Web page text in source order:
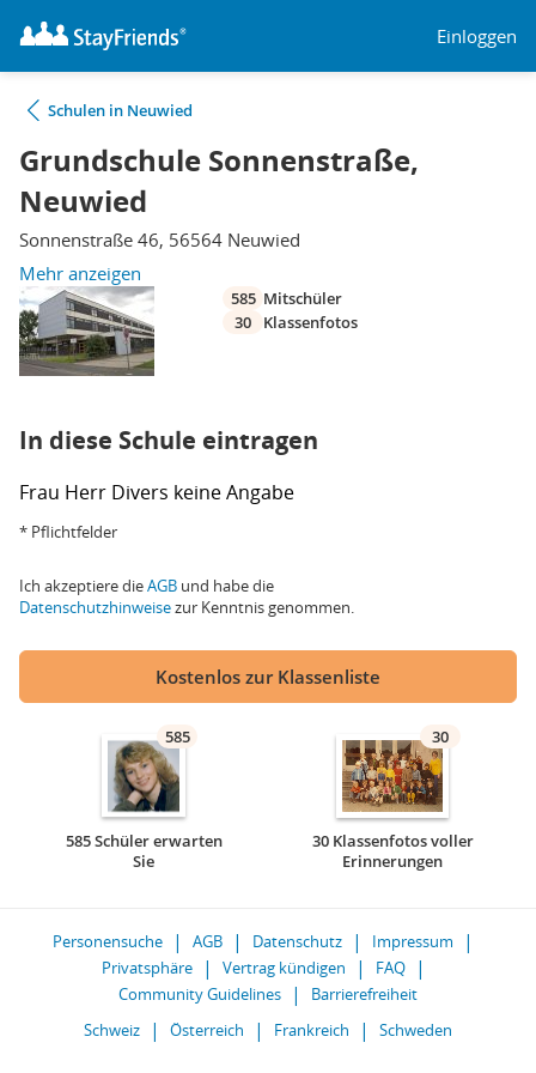
Einloggen
Schulen in Neuwied
Grundschule Sonnenstraße,
Neuwied
Sonnenstraße 46, 56564 Neuwied
Mehr anzeigen
585 Mitschüler
30
Klassenfotos
In diese Schule eintragen
Frau Herr Divers keine Angabe
* Pflichtfelder
Ich akzeptiere dieAGB und habe die
Datenschutzhinweisezur Kenntnis genommen.
Kostenlos zur Klassenliste
585
585 Schüler erwarten
Sie
30
30 Klassenfotos voller
Erinnerungen
Personensuche AGB Datenschutz
Impressum
Privatsphäre
Vertrag kündigen
FAQ
Community Guidelines
Barrierefreiheit
Schweiz
Österreich Frankreich Schweden